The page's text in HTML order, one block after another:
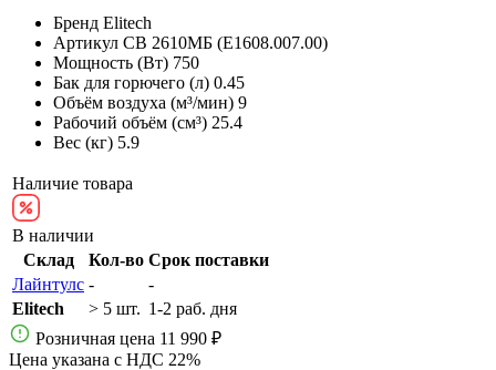
Бренд Elitech
Артикул СВ 2610МБ (E1608.007.00)
Мощность (Вт) 750
Бак для горючего (л) 0.45
Объём воздуха (м³/мин) 9
Рабочий объём (см³) 25.4
Вес (кг) 5.9
Наличие товара
В наличии
Склад
Кол-во Срок поставки
Лайнтулс -
-
Elitech
> 5 шт. 1-2 раб. дня
Розничная цена 11 990 ₽
Цена указана с НДС 22%